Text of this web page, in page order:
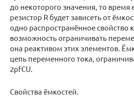
до некоторого значения, то время
резистор R будет зависеть от
одно распространённое свойство
возможность ограничивать
она реактивом этих элементов.
цепь переменного тока,
2pfCU.
Свойства ёмкостей.